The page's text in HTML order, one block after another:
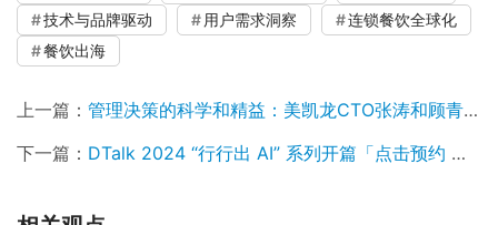
技术与品牌驱动
用户需求洞察
连锁餐饮全球化
餐饮出海
上一篇： 管理决策的科学和精益：美凯龙CTO张涛和顾青的对话
下一篇： DTalk 2024 “行行出 AI” 系列开篇「点击预约 直播」